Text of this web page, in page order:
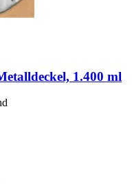
1.400 ml